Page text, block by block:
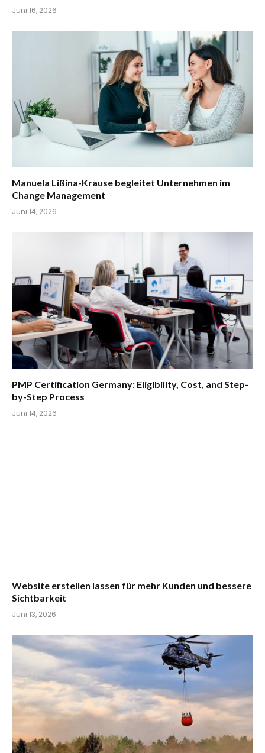
Juni 16, 2026
Manuela Lißina-Krause begleitet Unternehmen im
Change Management
Juni 14, 2026
PMP Certification Germany: Eligibility, Cost, and Step-
by-Step Process
Juni 14, 2026
Website erstellen lassen für mehr Kunden und bessere
Sichtbarkeit
Juni 13, 2026